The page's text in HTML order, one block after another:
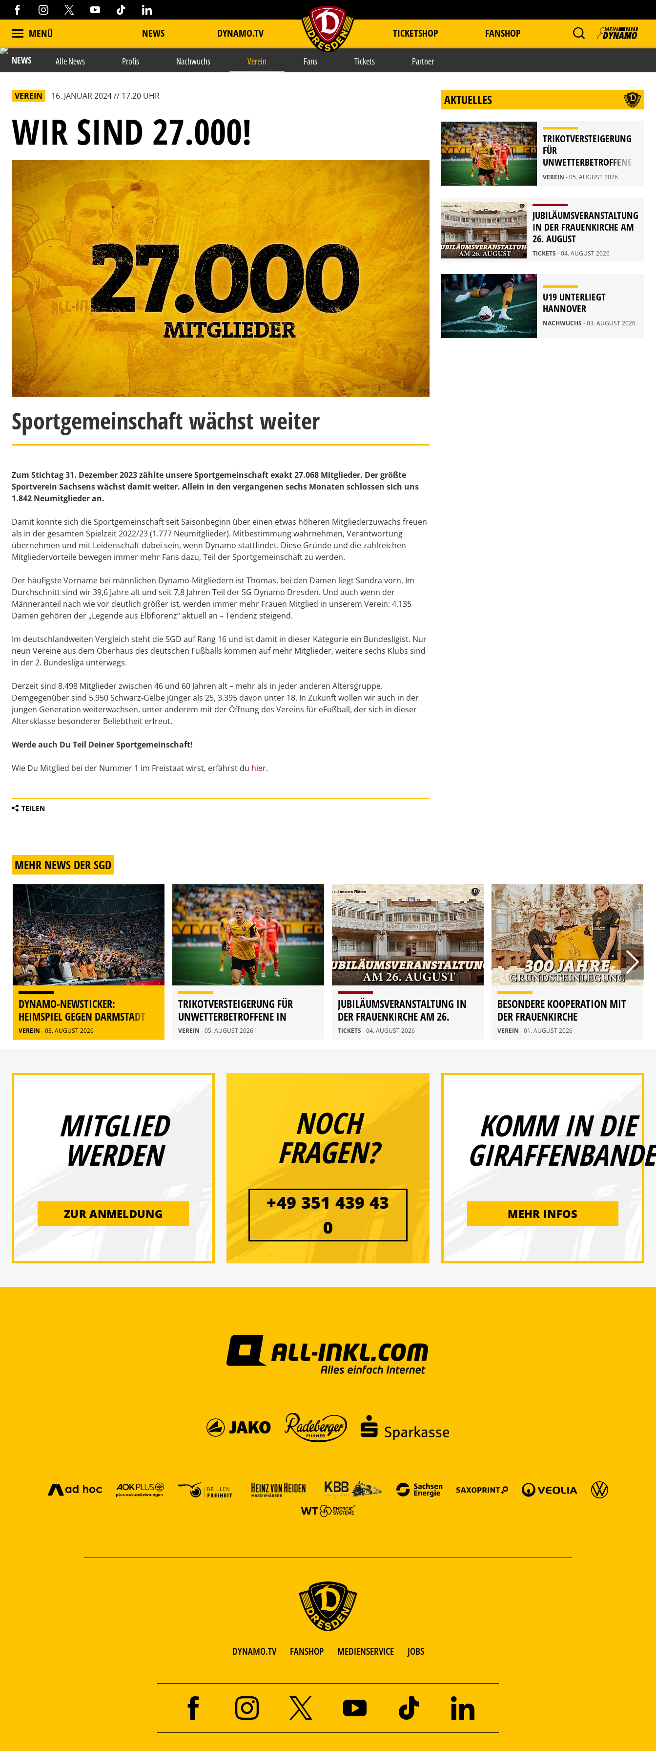
MENÜ NEWS DYNAMO.TV item.title TICKETSHOP FANSHOP
NEWS Alle News Profis Nachwuchs Verein Fans Tickets Partner
VEREIN 16. JANUAR 2024 // 17.20 UHR
WIR SIND 27.000!
Sportgemeinschaft wächst weiter
Zum Stichtag 31. Dezember 2023 zählte unsere Sportgemeinschaft exakt 27.068 Mitglieder. Der größte
Sportverein Sachsens wächst damit weiter. Allein in den vergangenen sechs Monaten schlossen sich uns
1.842 Neumitglieder an.
Damit konnte sich die Sportgemeinschaft seit Saisonbeginn über einen etwas höheren Mitgliederzuwachs freuen
als in der gesamten Spielzeit 2022/23 (1.777 Neumitglieder). Mitbestimmung wahrnehmen, Verantwortung
übernehmen und mit Leidenschaft dabei sein, wenn Dynamo stattfindet. Diese Gründe und die zahlreichen
Mitgliedervorteile bewegen immer mehr Fans dazu, Teil der Sportgemeinschaft zu werden.
Der häufigste Vorname bei männlichen Dynamo-Mitgliedern ist Thomas, bei den Damen liegt Sandra vorn. Im
Durchschnitt sind wir 39,6 Jahre alt und seit 7,8 Jahren Teil der SG Dynamo Dresden. Und auch wenn der
Männeranteil nach wie vor deutlich größer ist, werden immer mehr Frauen Mitglied in unserem Verein: 4.135
Damen gehören der „Legende aus Elbflorenz“ aktuell an – Tendenz steigend.
Im deutschlandweiten Vergleich steht die SGD auf Rang 16 und ist damit in dieser Kategorie ein Bundesligist. Nur
neun Vereine aus dem Oberhaus des deutschen Fußballs kommen auf mehr Mitglieder, weitere sechs Klubs sind
in der 2. Bundesliga unterwegs.
Derzeit sind 8.498 Mitglieder zwischen 46 und 60 Jahren alt – mehr als in jeder anderen Altersgruppe.
Demgegenüber sind 5.950 Schwarz-Gelbe jünger als 25, 3.395 davon unter 18. In Zukunft wollen wir auch in der
jungen Generation weiterwachsen, unter anderem mit der Öffnung des Vereins für eFußball, der sich in dieser
Altersklasse besonderer Beliebtheit erfreut.
Werde auch Du Teil Deiner Sportgemeinschaft!
Wie Du Mitglied bei der Nummer 1 im Freistaat wirst, erfährst du hier.
TEILEN
AKTUELLES
TRIKOTVERSTEIGERUNG
FÜR
UNWETTERBETROFFENE
IN RATHEN
VEREIN - 05. AUGUST 2026
JUBILÄUMSVERANSTALTUNG
IN DER FRAUENKIRCHE AM
26. AUGUST
TICKETS - 04. AUGUST 2026
U19 UNTERLIEGT
HANNOVER
NACHWUCHS - 03. AUGUST 2026
MEHR NEWS DER SGD
DYNAMO-NEWSTICKER:
HEIMSPIEL GEGEN DARMSTADT
AUSVERKAUFT
VEREIN - 03. AUGUST 2026
TRIKOTVERSTEIGERUNG FÜR
UNWETTERBETROFFENE IN
RATHEN
VEREIN - 05. AUGUST 2026
JUBILÄUMSVERANSTALTUNG IN
DER FRAUENKIRCHE AM 26.
AUGUST
TICKETS - 04. AUGUST 2026
BESONDERE KOOPERATION MIT
DER FRAUENKIRCHE
VEREIN - 01. AUGUST 2026
MITGLIED
WERDEN
ZUR ANMELDUNG
NOCH
FRAGEN?
+49 351 439 43
0
KOMM IN DIE
GIRAFFENBANDE
MEHR INFOS
DYNAMO.TV FANSHOP MEDIENSERVICE JOBS